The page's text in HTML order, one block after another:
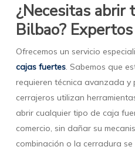
¿Necesitas abrir
Bilbao?
Ofrecemos un servicio
cajas fuertes. Sabemos que
requieren técnica avanzada y
cerrajeros utilizan
abrir cualquier tipo de caja
comercio, sin dañar su
combinación o la cerradura